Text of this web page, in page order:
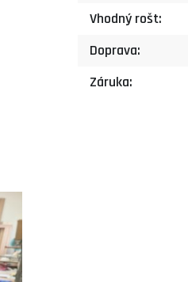
Vhodný rošt:
Doprava:
Záruka: